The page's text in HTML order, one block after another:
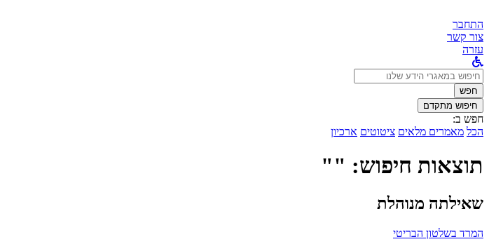
התחבר
צור קשר
עזרה
לחפש
ב:חפש
חיפוש מתקדם
חפש ב:
הכל מאמרים מלאים ציטוטים ארכיון
תוצאות חיפוש: ""
שאילתה מנוהלת
המרד בשלטון הבריטי